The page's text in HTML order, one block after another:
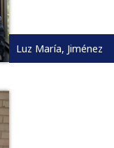
Luz María, Jiménez